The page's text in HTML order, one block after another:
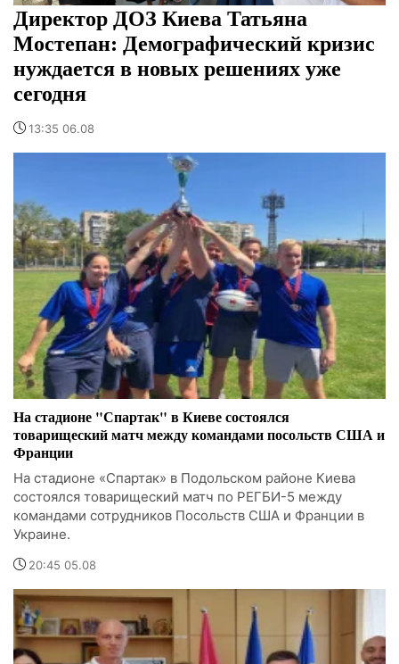
Директор ДОЗ Киева Татьяна
Мостепан: Демографический кризис
нуждается в новых решениях уже
сегодня
13:35 06.08
На стадионе "Спартак" в Киеве состоялся
товарищеский матч между командами посольств США и
Франции
На стадионе «Спартак» в Подольском районе Киева
состоялся товарищеский матч по РЕГБИ-5 между
командами сотрудников Посольств США и Франции в
Украине.
20:45 05.08